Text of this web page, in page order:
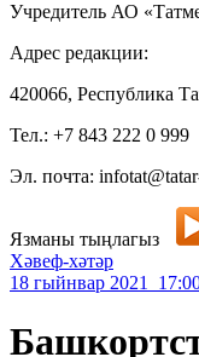
Учредитель АО
Адрес редакции:
420066, Республика
Тел.: +7 843 222 0 999
Эл. почта:
Язманы тыңлагыз
Хәвеф-хәтәр
18 гыйнвар 2021